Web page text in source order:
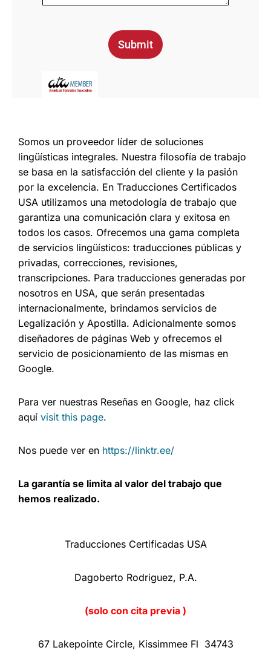
Submit
Somos un proveedor líder de soluciones
lingüísticas integrales. Nuestra filosofía de trabajo
se basa en la satisfacción del cliente y la pasión
por la excelencia. En Traducciones Certificados
USA utilizamos una metodología de trabajo que
garantiza una comunicación clara y exitosa en
todos los casos. Ofrecemos una gama completa
de servicios lingüísticos: traducciones públicas y
privadas, correcciones, revisiones,
transcripciones. Para traducciones generadas por
nosotros en USA, que serán presentadas
internacionalmente, brindamos servicios de
Legalización y Apostilla. Adicionalmente somos
diseñadores de páginas Web y ofrecemos el
servicio de posicionamiento de las mismas en
Google.
Para ver nuestras Reseñas en Google, haz click
aquí visit this page.
Nos puede ver en https://linktr.ee/
La garantía se limita al valor del trabajo que
hemos realizado.
Traducciones Certificadas USA
Dagoberto Rodriguez, P.A.
(solo con cita previa )
67 Lakepointe Circle, Kissimmee Fl 34743